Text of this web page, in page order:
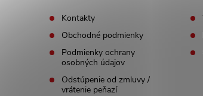
Kontakty
Obchodné podmienky
Podmienky ochrany
osobných údajov
Odstúpenie od zmluvy /
vrátenie peňazí